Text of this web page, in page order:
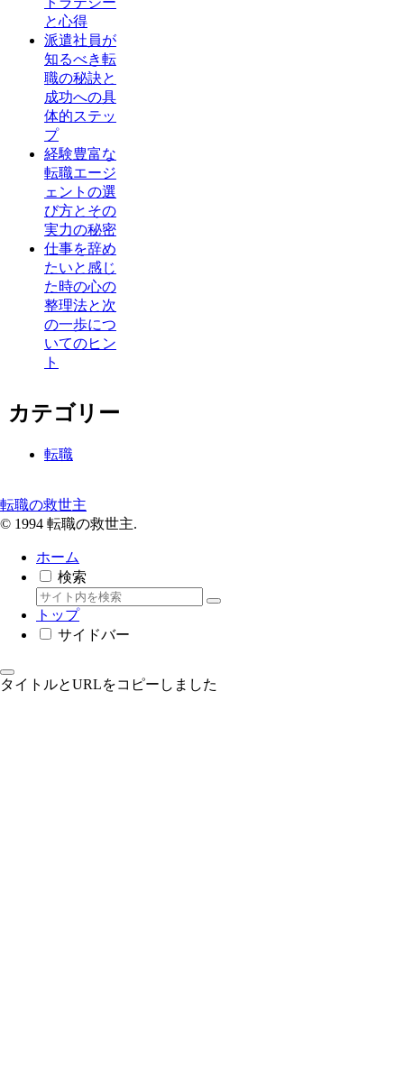
と心得
派遣社員が
知るべき転
職の秘訣と
成功への具
体的ステッ
プ
経験豊富な
転職エージ
ェントの選
び方とその
実力の秘密
仕事を辞め
たいと感じ
た時の心の
整理法と次
の一歩につ
いてのヒン
ト
カテゴリー
転職
転職の救世主
© 1994 転職の救世主.
ホーム
検索
トップ
サイドバー
タイトルとURLをコピーしました